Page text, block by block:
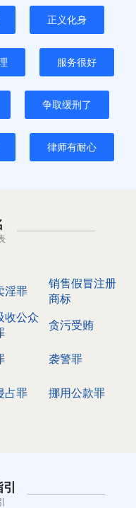
正义化身
服务很好
争取缓刑了
律师有耐心
淫罪
销售假冒注册
商标
收公众
贪污受贿
袭警罪
占罪 挪用公款罪